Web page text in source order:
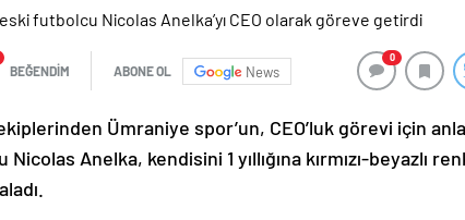
BEĞENDİM ABONE OL News
0
Ümraniye spor’un, CEO’luk görevi için
Anelka, kendisini 1 yıllığına kırmızı-beyazlı